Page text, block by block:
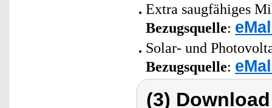
Extra saugfähiges
Bezugsquelle:
Solar- und
Bezugsquelle:
(3)